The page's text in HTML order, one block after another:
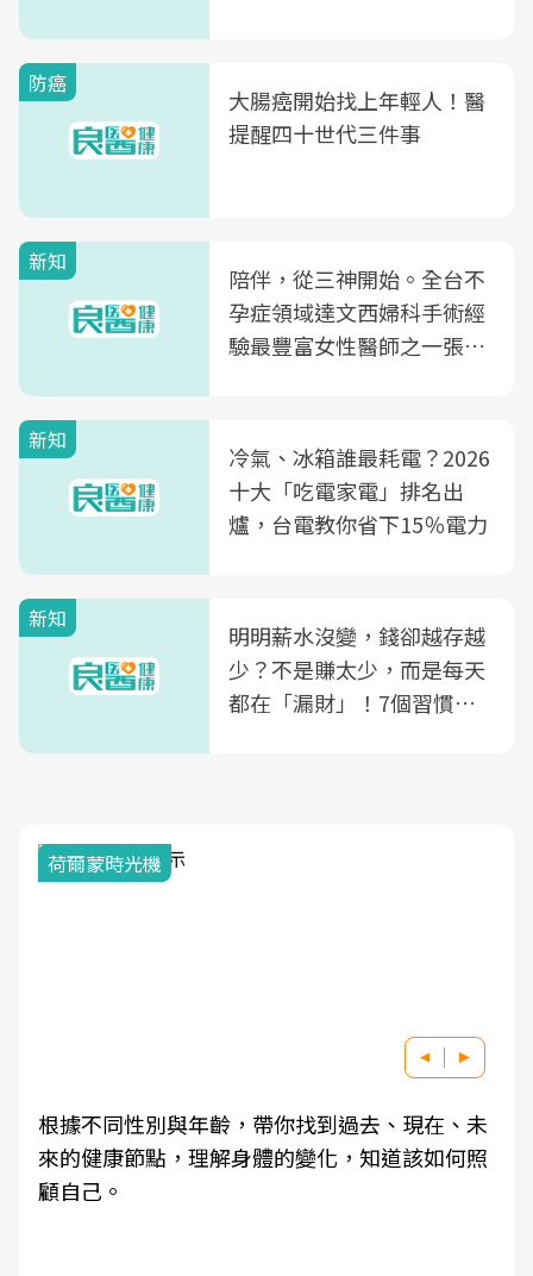
防癌
大腸癌開始找上年輕人！醫
提醒四十世代三件事
新知
陪伴，從三神開始。全台不
孕症領域達文西婦科手術經
驗最豐富女性醫師之一張永
光田醫院建構360度女性健
康照護生態圈
新知
冷氣、冰箱誰最耗電？2026
十大「吃電家電」排名出
爐，台電教你省下15％電力
新知
明明薪水沒變，錢卻越存越
少？不是賺太少，而是每天
都在「漏財」！7個習慣一
荷爾蒙時光機
根據不同性別與年齡，帶你找到過去、現在、未
來的健康節點，理解身體的變化，知道該如何照
顧自己。